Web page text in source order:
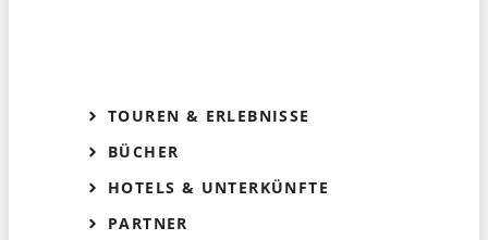
TOUREN & ERLEBNISSE
BÜCHER
HOTELS & UNTERKÜNFTE
PARTNER